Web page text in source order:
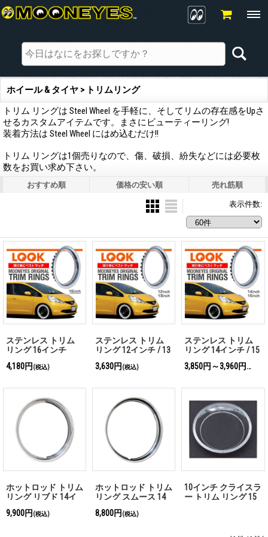
ホイール & タイヤ > トリムリング
トリム リングは Steel Wheel を手軽に、そしてリムの存在感をUpさ
せるカスタムアイテムです。まさにビューティーリング!
装着方法は Steel Wheel にはめ込むだけ!!
トリム リングは1個売りなので、傷、破損、紛失などには必要枚
数をお買い求め下さい。
おすすめ順 価格の安い順 売れ筋順
表示件数:
ステンレス トリム
リング 16インチ
4,180円 (税込)
ステンレス トリム
リング 12インチ / 13
3,630円 (税込)
ステンレス トリム
リング 14インチ / 15
3,850円～3,960円
(税込)
ホットロッド トリム
リング リブド 14イ
インチ
9,900円 (税込)
ホットロッド トリム
リング スムース 14
16インチ
8,800円 (税込)
10インチ クライスラ
ー トリム リング 15